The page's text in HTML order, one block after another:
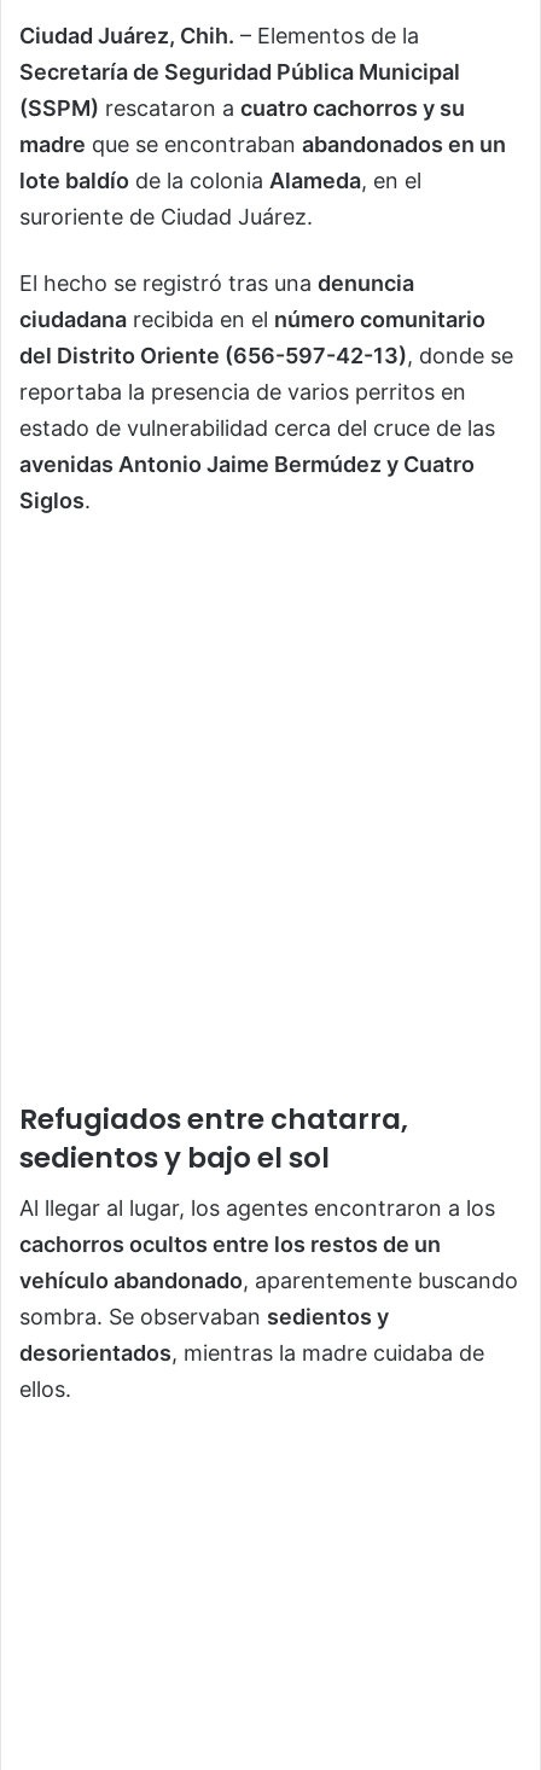
Ciudad Juárez, Chih. – Elementos de la
Secretaría de Seguridad Pública Municipal
(SSPM) rescataron a cuatro cachorros y su
madre que se encontraban abandonados en un
lote baldío de la colonia Alameda, en el
suroriente de Ciudad Juárez.
El hecho se registró tras una denuncia
ciudadana recibida en el número comunitario
del Distrito Oriente (656-597-42-13), donde se
reportaba la presencia de varios perritos en
estado de vulnerabilidad cerca del cruce de las
avenidas Antonio Jaime Bermúdez y Cuatro
Siglos.
Refugiados entre chatarra,
sedientos y bajo el sol
Al llegar al lugar, los agentes encontraron a los
cachorros ocultos entre los restos de un
vehículo abandonado, aparentemente buscando
sombra. Se observaban sedientos y
desorientados, mientras la madre cuidaba de
ellos.